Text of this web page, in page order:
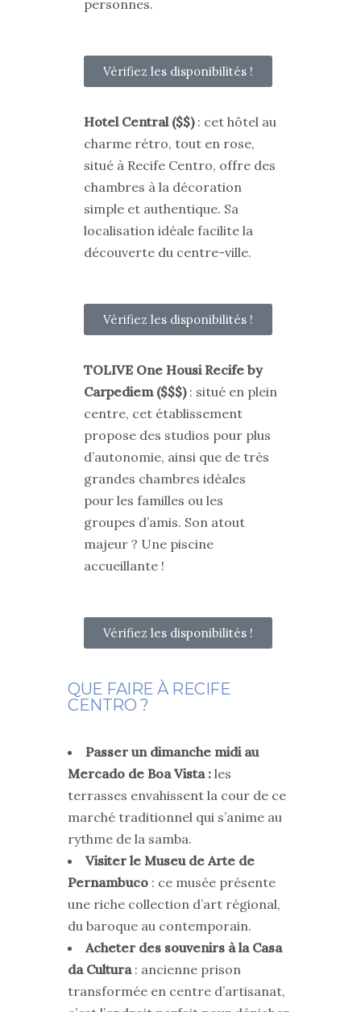
personnes.
Vérifiez les disponibilités !
Hotel Central ($$): cet hôtel au
charme rétro, tout en rose,
situé à Recife Centro, offre des
chambres à la décoration
simple et authentique. Sa
localisation idéale facilite la
découverte du centre-ville.
Vérifiez les disponibilités !
TOLIVE One Housi Recife by
Carpediem ($$$): situé en plein
centre, cet établissement
propose des studios pour plus
d’autonomie, ainsi que de très
grandes chambres idéales
pour les familles ou les
groupes d’amis. Son atout
majeur ? Une piscine
accueillante !
Vérifiez les disponibilités !
QUE FAIRE À RECIFE
CENTRO ?
Passer un dimanche midi au
Mercado de Boa Vista : les
terrasses envahissent la cour de ce
marché traditionnel qui s’anime au
rythme de la samba.
Visiter le Museu de Arte de
Pernambuco : ce musée présente
une riche collection d’art régional,
du baroque au contemporain.
Acheter des souvenirs à la Casa
da Cultura: ancienne prison
transformée en centre d’artisanat,